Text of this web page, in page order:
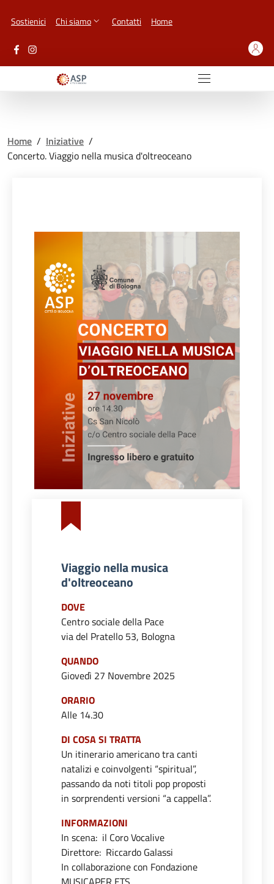
Sostienici Chi siamo Contatti Home
Home / Iniziative /
Concerto. Viaggio nella musica d'oltreoceano
Viaggio nella musica
d'oltreoceano
DOVE
Centro sociale della Pace
via del Pratello 53, Bologna
QUANDO
Giovedì 27 Novembre 2025
ORARIO
Alle 14.30
DI COSA SI TRATTA
Un itinerario americano tra canti
natalizi e coinvolgenti “spiritual”,
passando da noti titoli pop proposti
in sorprendenti versioni “a cappella”.
INFORMAZIONI
In scena: il Coro Vocalive
Direttore: Riccardo Galassi
In collaborazione con Fondazione